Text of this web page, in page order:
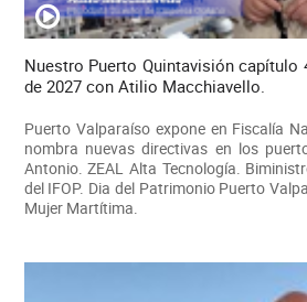
Nuestro Puerto Quintavisión capítulo
de 2027 con Atilio Macchiavello.
Puerto Valparaíso expone en Fiscalía
nombra nuevas directivas en los
Antonio. ZEAL Alta Tecnología.
del IFOP. Dia del Patrimonio Puerto
Mujer Martítima.